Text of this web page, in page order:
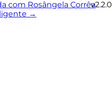
v2.2.0
com Rosângela Corrêa
→